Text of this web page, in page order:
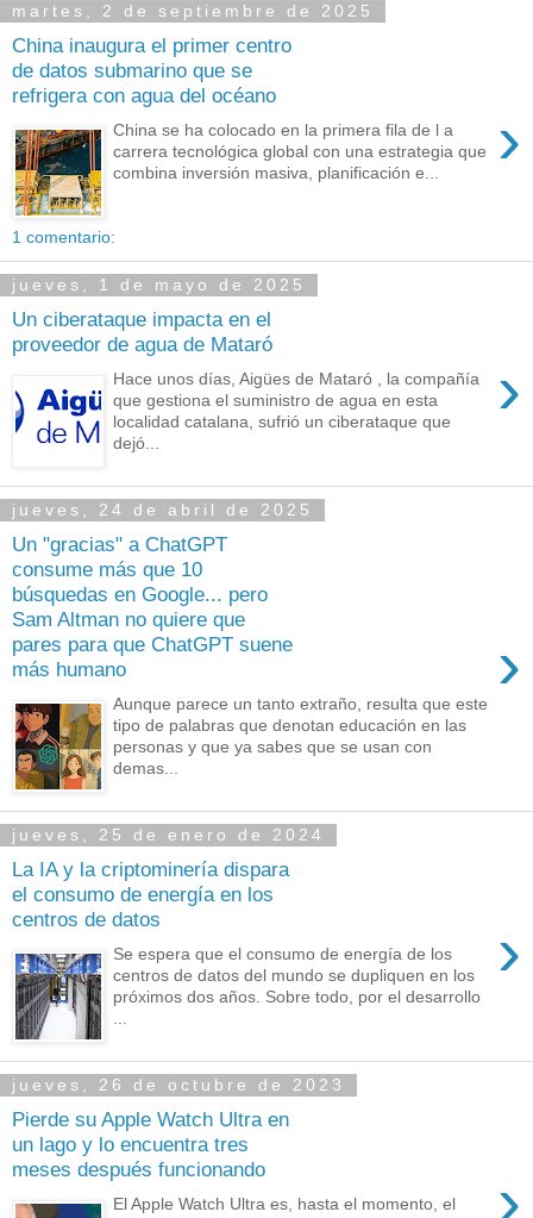
martes, 2 de septiembre de 2025
China inaugura el primer centro
de datos submarino que se
refrigera con agua del océano
›
China se ha colocado en la primera fila de l a
carrera tecnológica global con una estrategia que
combina inversión masiva, planificación e...
1 comentario:
jueves, 1 de mayo de 2025
Un ciberataque impacta en el
proveedor de agua de Mataró
›
Hace unos días, Aigües de Mataró , la compañía
que gestiona el suministro de agua en esta
localidad catalana, sufrió un ciberataque que
dejó...
jueves, 24 de abril de 2025
Un "gracias" a ChatGPT
consume más que 10
búsquedas en Google... pero
Sam Altman no quiere que
pares para que ChatGPT suene
más humano
›
Aunque parece un tanto extraño, resulta que este
tipo de palabras que denotan educación en las
personas y que ya sabes que se usan con
demas...
jueves, 25 de enero de 2024
La IA y la criptominería dispara
el consumo de energía en los
centros de datos
›
Se espera que el consumo de energía de los
centros de datos del mundo se dupliquen en los
próximos dos años. Sobre todo, por el desarrollo
jueves, 26 de octubre de 2023
Pierde su Apple Watch Ultra en
un lago y lo encuentra tres
meses después funcionando
El Apple Watch Ultra es, hasta el momento, el